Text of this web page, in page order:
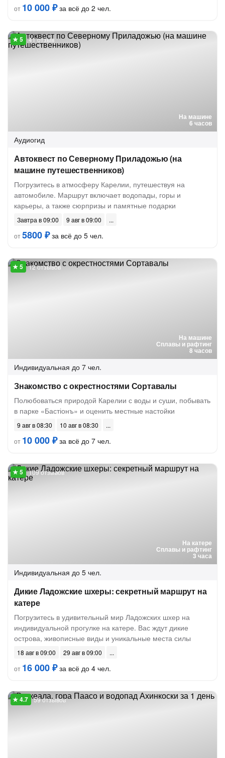
от 10 000 ₽за всё до 2 чел.
На машине
6 часов
41 отзыв
Аудиогид
Автоквест по Северному Приладожью (на
машине путешественников)
Погрузитесь в атмосферу Карелии, путешествуя на
автомобиле. Маршрут включает водопады, горы и
карьеры, а также сюрпризы и памятные подарки
Завтра в 09:00
9 авг в 09:00
от5800 ₽за всё до 5 чел.
На машине
Сплавы и рафтинг
8 часов
12 отзывов
Индивидуальная до 7 чел.
Знакомство с окрестностями Сортавалы
Полюбоваться природой Карелии с воды и суши, побывать
в парке «Бастіонъ» и оценить местные настойки
9 авг в 08:30
10 авг в 08:30
от 10 000 ₽за всё до 7 чел.
На катере
Сплавы и рафтинг
3 часа
109 отзывов
Индивидуальная до 5 чел.
Дикие Ладожские шхеры: секретный маршрут на
катере
Погрузитесь в удивительный мир Ладожских шхер на
индивидуальной прогулке на катере. Вас ждут дикие
острова, живописные виды и уникальные места силы
18 авг в 09:00
29 авг в 09:00
от 16 000 ₽за всё до 4 чел.
59 отзывов